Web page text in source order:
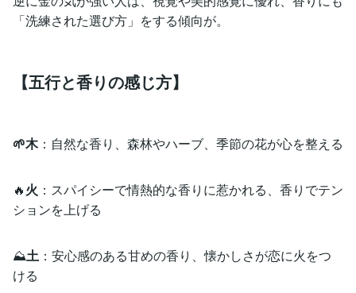
「洗練された選び方」をする傾向が。
【五行と香りの感じ方】
🌱木：自然な香り、森林やハーブ、季節の花が心を整える
🔥火 ：スパイシーで情熱的な香りに惹かれる、香りでテン
ションを上げる
⛰土 ：安心感のある甘めの香り、懐かしさが恋に火をつ
ける